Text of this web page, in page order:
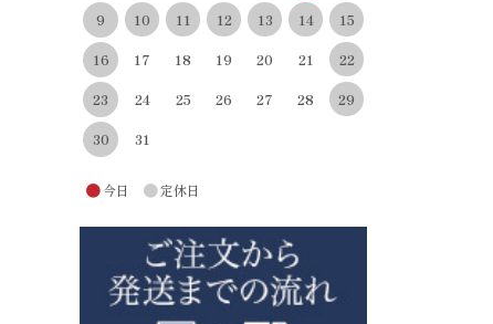
9 10 11 12 13 14 15
16 17 18 19 20 21 22
23 24 25 26 27 28 29
30 31
●今日 ●定休日